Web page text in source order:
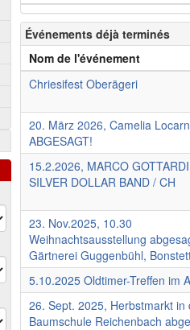
Événements déjà terminés
Nom de l'événement
Chriesifest Oberägeri
20. März 2026, Camelia
ABGESAGT!
15.2.2026, MARCO
SILVER DOLLAR BAND / CH
23. Nov.2025, 10.30
Weihnachtsausstellung
Gärtnerei Guggenbühl,
5.10.2025 Oldtimer-Treffen im
26. Sept. 2025, Herbstmarkt in
Baumschule Reichenbach